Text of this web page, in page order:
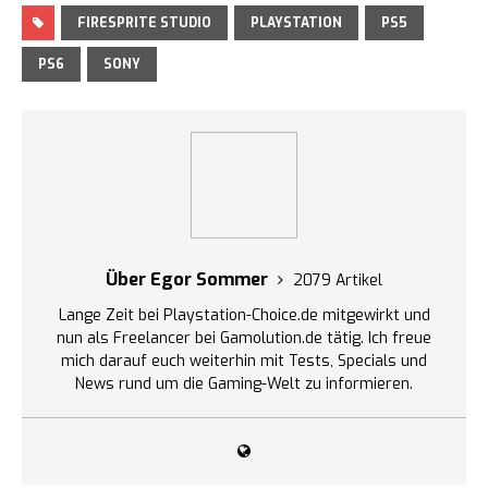
FIRESPRITE STUDIO PLAYSTATION PS5
PS6 SONY
Über Egor Sommer
2079 Artikel
Lange Zeit bei Playstation-Choice.de mitgewirkt und
nun als Freelancer bei Gamolution.de tätig. Ich freue
mich darauf euch weiterhin mit Tests, Specials und
News rund um die Gaming-Welt zu informieren.